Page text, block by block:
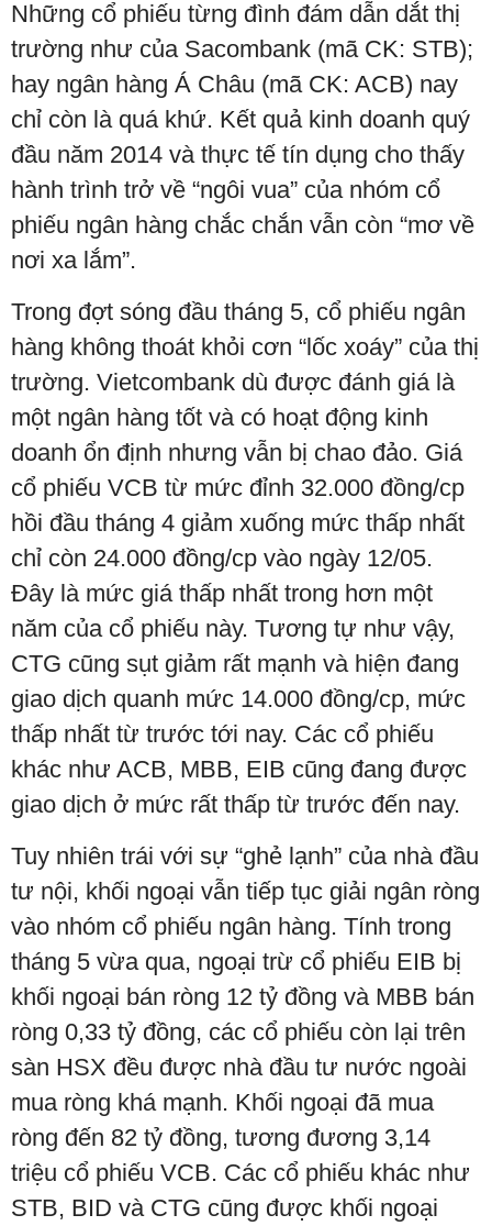
Những cổ phiếu từng đình đám dẫn dắt thị
trường như của Sacombank (mã CK: STB);
hay ngân hàng Á Châu (mã CK: ACB) nay
chỉ còn là quá khứ. Kết quả kinh doanh quý
đầu năm 2014 và thực tế tín dụng cho thấy
hành trình trở về “ngôi vua” của nhóm cổ
phiếu ngân hàng chắc chắn vẫn còn “mơ về
nơi xa lắm”.
Trong đợt sóng đầu tháng 5, cổ phiếu ngân
hàng không thoát khỏi cơn “lốc xoáy” của thị
trường. Vietcombank dù được đánh giá là
một ngân hàng tốt và có hoạt động kinh
doanh ổn định nhưng vẫn bị chao đảo. Giá
cổ phiếu VCB từ mức đỉnh 32.000 đồng/cp
hồi đầu tháng 4 giảm xuống mức thấp nhất
chỉ còn 24.000 đồng/cp vào ngày 12/05.
Đây là mức giá thấp nhất trong hơn một
năm của cổ phiếu này. Tương tự như vậy,
CTG cũng sụt giảm rất mạnh và hiện đang
giao dịch quanh mức 14.000 đồng/cp, mức
thấp nhất từ trước tới nay. Các cổ phiếu
khác như ACB, MBB, EIB cũng đang được
giao dịch ở mức rất thấp từ trước đến nay.
Tuy nhiên trái với sự “ghẻ lạnh” của nhà đầu
tư nội, khối ngoại vẫn tiếp tục giải ngân ròng
vào nhóm cổ phiếu ngân hàng. Tính trong
tháng 5 vừa qua, ngoại trừ cổ phiếu EIB bị
khối ngoại bán ròng 12 tỷ đồng và MBB bán
ròng 0,33 tỷ đồng, các cổ phiếu còn lại trên
sàn HSX đều được nhà đầu tư nước ngoài
mua ròng khá mạnh. Khối ngoại đã mua
ròng đến 82 tỷ đồng, tương đương 3,14
triệu cổ phiếu VCB. Các cổ phiếu khác như
STB, BID và CTG cũng được khối ngoại